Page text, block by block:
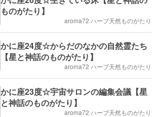
ものがたり】
aroma72 ハーブ天然ものがたり
かに座24度☆からだのなかの自然霊たち
【星と神話のものがたり】
aroma72 ハーブ天然ものがたり
かに座23度☆宇宙サロンの編集会議【星
と神話のものがたり】
aroma72 ハーブ天然ものがたり